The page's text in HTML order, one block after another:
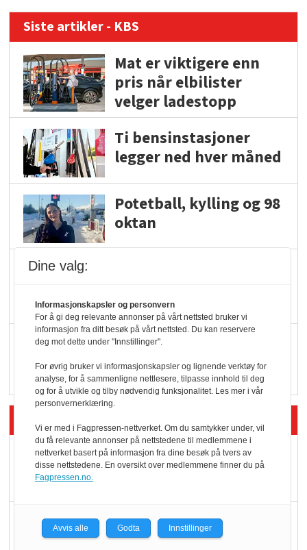
Siste artikler - KBS
Mat er viktigere enn
pris når elbilister
velger ladestopp
Ti bensinstasjoner
legger ned hver måned
Potetball, kylling og 98
oktan
serveringstilbud
Vokser med ferdigmat
i dagligvare
Siste artikler - Butikk i praksis
Rema-flaggskip
dundrer videre
Slik opprettholdes
ølsalget
Dine valg:
Informasjonskapsler og personvern
For å gi deg relevante annonser på vårt nettsted bruker vi
informasjon fra ditt besøk på vårt nettsted. Du kan reservere
deg mot dette under "Innstillinger".
For øvrig bruker vi informasjonskapsler og lignende verktøy for
analyse, for å sammenligne nettlesere, tilpasse innhold til deg
og for å utvikle og tilby nødvendig funksjonalitet. Les mer i vår
personvernerklæring.
Vi er med i Fagpressen-nettverket. Om du samtykker under, vil
du få relevante annonser på nettstedene til medlemmene i
nettverket basert på informasjon fra dine besøk på tvers av
disse nettstedene. En oversikt over medlemmene finner du på
Fagpressen.no.
Avvis alle Godta Innstillinger